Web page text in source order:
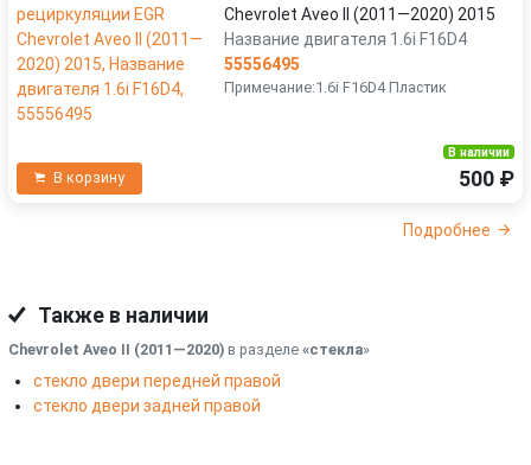
Chevrolet Aveo II (2011—2020) 2015
Название двигателя 1.6i F16D4
55556495
Примечание:1.6i F16D4 Пластик
В корзину
В наличии
500 ₽
Подробнее
Также в наличии
Chevrolet Aveo II (2011—2020) в разделе «стекла»
стекло двери передней правой
стекло двери задней правой